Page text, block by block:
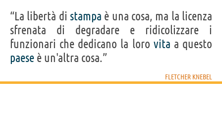
“La libertà di stampa è una cosa, ma la licenza
sfrenata di degradare e ridicolizzare i
funzionari che dedicano la loro vita a questo
paese è un'altra cosa.”
FLETCHER KNEBEL